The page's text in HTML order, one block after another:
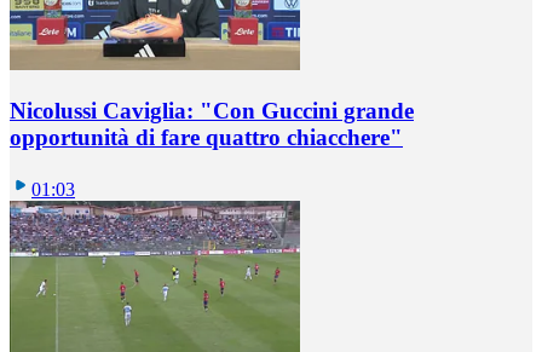
Nicolussi Caviglia: "Con Guccini grande
opportunità di fare quattro chiacchere"
01:03